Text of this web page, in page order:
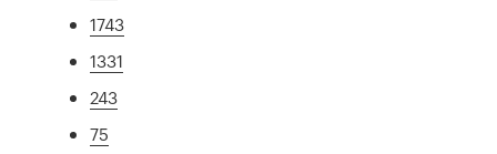
1743
1331
243
75